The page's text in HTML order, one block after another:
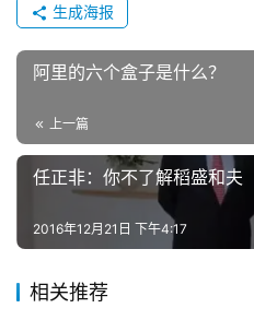
生成海报
阿里的六个盒子是什么？
上一篇
任正非：你不了解稻盛和夫
2016年12月21日 下午4:17
相关推荐